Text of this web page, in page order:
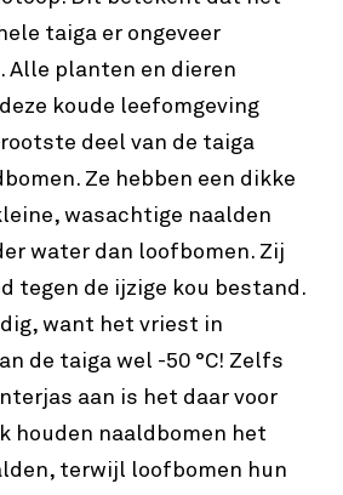
taiga er ongeveer
planten en dieren
koude leefomgeving
deel van de taiga
Ze hebben een dikke
wasachtige naalden
water dan loofbomen. Zij
tegen de ijzige kou bestand.
want het vriest in
de taiga wel -50 °C! Zelfs
aan is het daar voor
houden naaldbomen het
terwijl loofbomen hun